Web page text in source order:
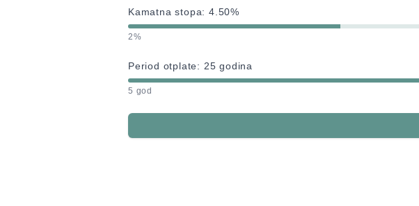
Kamatna stopa:4.50%
2%
Period otplate: 25 godina
5 god